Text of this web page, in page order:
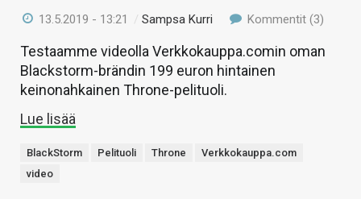
13.5.2019 - 13:21 /Sampsa Kurri Kommentit (3)
Testaamme videolla Verkkokauppa.comin oman
Blackstorm-brändin 199 euron hintainen
keinonahkainen Throne-pelituoli.
Lue lisää
BlackStorm Pelituoli Throne
Verkkokauppa.com
video